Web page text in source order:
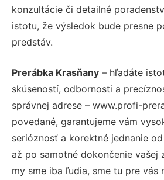
konzultácie či detailné
istotu, že výsledok bude presne
predstáv.
Prerábka Krasňany – hľadáte
skúseností, odbornosti a
správnej adrese – www.profi-
povedané, garantujeme vám
serióznosť a korektné jednanie
až po samotné dokončenie vašej
my sme iba ľudia, sme tu pre vás